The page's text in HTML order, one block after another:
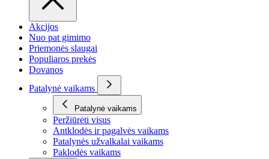
Akcijos
Nuo pat gimimo
Priemonės slaugai
Populiaros prekės
Dovanos
Patalynė vaikams
Patalynė vaikams
Peržiūrėti visus
Antklodės ir pagalvės vaikams
Patalynės užvalkalai vaikams
Paklodės vaikams